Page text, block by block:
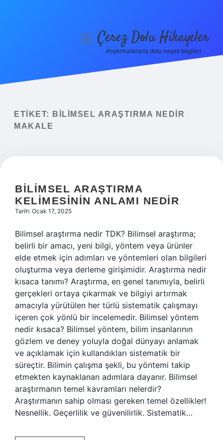
Yasal Uyarı
menüyüÇerez Dolu Hikayeler
Atıştırmalıklarla dolu neşeli bilgiler!
ETIKET:
BILIMSEL ARAŞTIRMA NEDIR
MAKALE
BILIMSEL ARAŞTIRMA
KELIMESININ ANLAMI NEDIR
Tarih: Ocak 17, 2025
Bilimsel araştırma nedir TDK? Bilimsel araştırma;
belirli bir amacı, yeni bilgi, yöntem veya ürünler
elde etmek için adımları ve yöntemleri olan bilgileri
oluşturma veya derleme girişimidir. Araştırma nedir
kısaca tanımı? Araştırma, en genel tanımıyla, belirli
gerçekleri ortaya çıkarmak ve bilgiyi artırmak
amacıyla yürütülen her türlü sistematik çalışmayı
içeren çok yönlü bir incelemedir. Bilimsel yöntem
nedir kısaca? Bilimsel yöntem, bilim insanlarının
gözlem ve deney yoluyla doğal dünyayı anlamak
ve açıklamak için kullandıkları sistematik bir
süreçtir. Bilimin çalışma şekli, bu yöntemi takip
etmekten kaynaklanan adımlara dayanır. Bilimsel
araştırmanın temel kavramları nelerdir?
Araştırmanın sahip olması gereken temel özellikler!
Nesnellik. Geçerlilik ve güvenilirlik. Sistematik…